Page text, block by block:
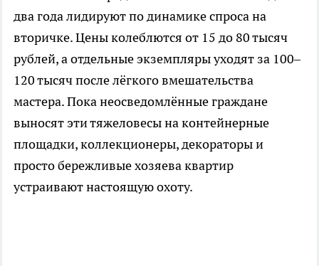
два года лидируют по динамике спроса на
вторичке. Цены колеблются от 15 до 80 тысяч
рублей, а отдельные экземпляры уходят за 100–
120 тысяч после лёгкого вмешательства
мастера. Пока неосведомлённые граждане
выносят эти тяжеловесы на контейнерные
площадки, коллекционеры, декораторы и
просто бережливые хозяева квартир
устраивают настоящую охоту.